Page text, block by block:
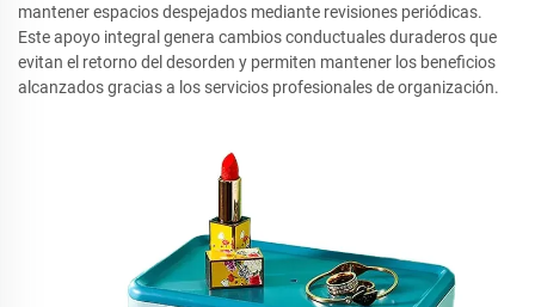
mantener espacios despejados mediante revisiones periódicas.
Este apoyo integral genera cambios conductuales duraderos que
evitan el retorno del desorden y permiten mantener los beneficios
alcanzados gracias a los servicios profesionales de organización.